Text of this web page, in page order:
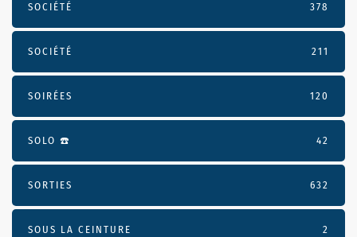
SOCIÉTÉ 378
SOCIÉTÉ 211
SOIRÉES 120
SOLO ☎️ 42
SORTIES 632
SOUS LA CEINTURE 2